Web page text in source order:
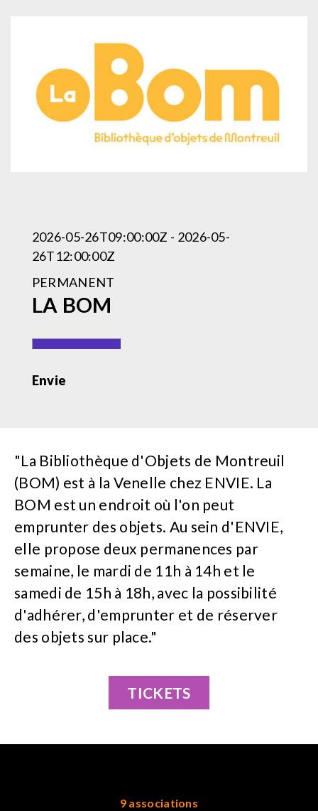
2026-05-26T09:00:00Z - 2026-05-
26T12:00:00Z
PERMANENT
LA BOM
Envie
"La Bibliothèque d'Objets de Montreuil
(BOM) est à la Venelle chez ENVIE. La
BOM est un endroit où l'on peut
emprunter des objets. Au sein d'ENVIE,
elle propose deux permanences par
semaine, le mardi de 11h à 14h et le
samedi de 15h à 18h, avec la possibilité
d'adhérer, d'emprunter et de réserver
des objets sur place."
TICKETS
9 associations